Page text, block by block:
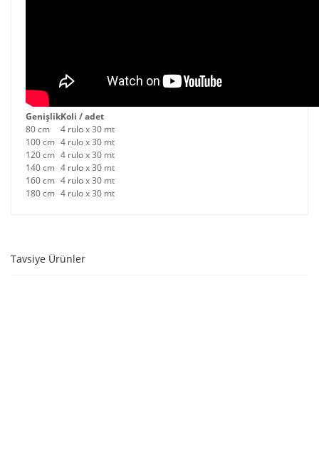
GenişlikKoli / adet
80 cm
4 rulo x 30 mt
100 cm 4 rulo x 30 mt
120 cm 4 rulo x 30 mt
140 cm 4 rulo x 30 mt
160 cm 4 rulo x 30 mt
180 cm 4 rulo x 30 mt
Tavsiye Ürünler